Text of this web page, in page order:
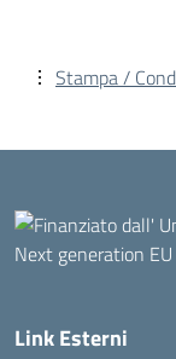
Stampa /
Link Esterni